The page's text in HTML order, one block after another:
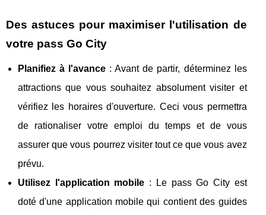
Des astuces pour maximiser l'utilisation de
votre pass Go City
Planifiez à l'avance : Avant de partir, déterminez les
attractions que vous souhaitez absolument visiter et
vérifiez les horaires d'ouverture. Ceci vous permettra
de rationaliser votre emploi du temps et de vous
assurer que vous pourrez visiter tout ce que vous avez
prévu.
Utilisez l'application mobile : Le pass Go City est
doté d'une application mobile qui contient des guides